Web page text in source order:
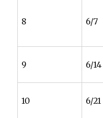
8 6/7
9 6/14
10 6/21